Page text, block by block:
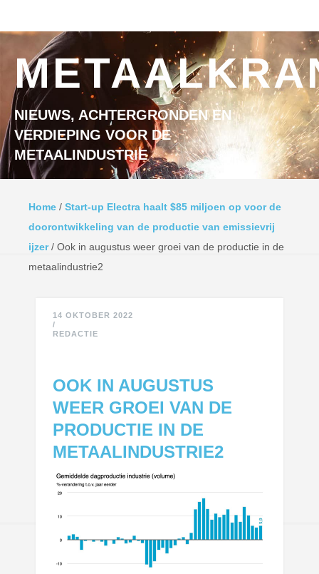
NIEUWS, ACHTERGRONDEN EN
VERDIEPING VOOR DE
METAALINDUSTRIE
Home / Start-up Electra haalt $85 miljoen op voor de
doorontwikkeling van de productie van emissievrij
ijzer/ Ook in augustus weer groei van de productie in de
metaalindustrie2
14 OKTOBER 2022
/
REDACTIE
OOK IN AUGUSTUS
WEER GROEI VAN DE
PRODUCTIE IN DE
METAALINDUSTRIE2